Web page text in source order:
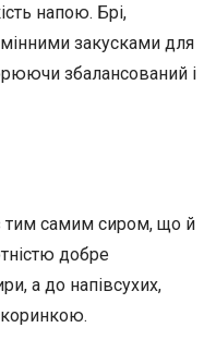
напою. Брі,
закусками для
збалансований і
тим самим сиром, що й
добре
а до напівсухих,